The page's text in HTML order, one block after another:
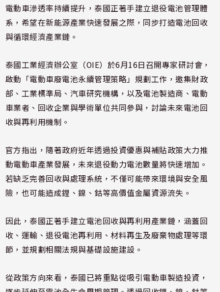
電動車滲透率持續提升，泰國正著手建立退役電池管理體
系，希望在新能源產業快速發展之際，同步打造電池回收
與循環經濟產業鏈。
泰國工業經濟辦公室（OIE）於6月16日召開專家研討會，
啟動「電動車廢電池永續管理策略」規劃工作，邀集財政
部、工業標準局、汽車研究機構，以及電池製造商、電動
車業者、回收企業與學術單位共同參與，討論未來電池回
收與再利用機制。
官方指出，隨著政府近年透過投資優惠與補貼政策大力推
動電動車產業發展，未來退役動力電池數量將快速增加。
若缺乏完善回收與處理系統，不僅可能帶來環境與安全風
險，也可能造成鋰、鎳、鈷等高價值金屬資源流失。
因此，泰國正著手建立電池回收與再利用產業鏈，涵蓋回
收、運輸、退役電池再利用、材料再生及廢棄物處理等環
節，並規劃相關法規與基礎設施建設。
從政策方向來看，泰國已將重點從吸引電動車製造投資，